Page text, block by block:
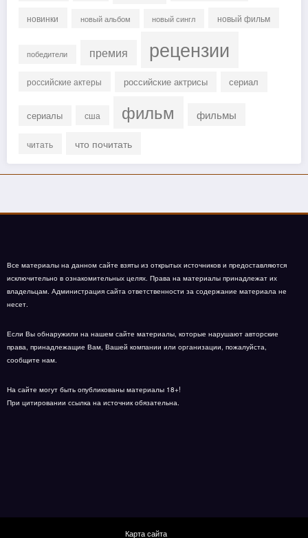
новинки новый альбом новый сингл новый фильм
победители премия рецензии
российские актеры российские актрисы сериал
сериалы сша фильм фильмы
читать что почитать
Все материалы на данном сайте взяты из открытых источников и предоставляются
исключительно в ознакомительных целях. Права на материалы принадлежат их
владельцам. Администрация сайта ответственности за содержание материала не
несет.
Если Вы обнаружили на нашем сайте материалы, которые нарушают авторские
права, принадлежащие Вам, Вашей компании или организации, пожалуйста,
сообщите нам.
На сайте могут быть опубликованы материалы 18+!
При цитировании ссылка на источник обязательна.
Карта сайта